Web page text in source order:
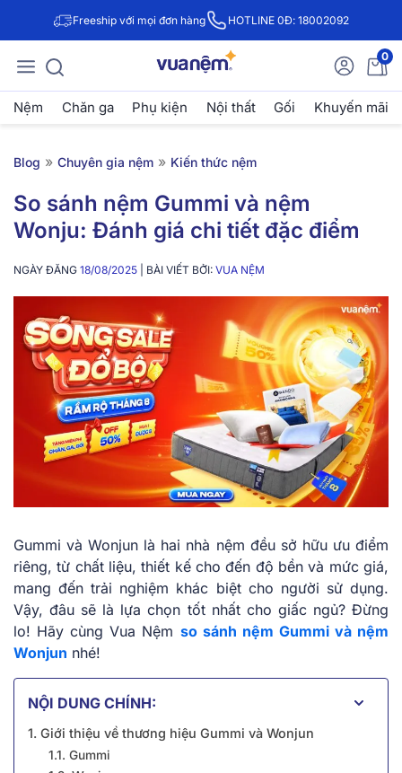
Freeship với mọi đơn hàng HOTLINE 0Đ: 18002092
0
Nệm Chăn ga Phụ kiện Nội thất Gối Khuyến mãi
Blog » Chuyên gia nệm » Kiến thức nệm
So sánh nệm Gummi và nệm
Wonju: Đánh giá chi tiết đặc điểm
NGÀY ĐĂNG 18/08/2025 | BÀI VIẾT BỞI: VUA NỆM
Gummi và Wonjun là hai nhà nệm đều sở hữu ưu điểm
riêng, từ chất liệu, thiết kế cho đến độ bền và mức giá,
mang đến trải nghiệm khác biệt cho người sử dụng.
Vậy, đâu sẽ là lựa chọn tốt nhất cho giấc ngủ? Đừng
lo! Hãy cùng Vua Nệm so sánh nệm Gummi và nệm
Wonjun nhé!
NỘI DUNG CHÍNH:
1. Giới thiệu về thương hiệu Gummi và Wonjun
1.1. Gummi